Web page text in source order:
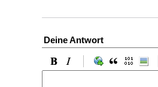
Deine Antwort